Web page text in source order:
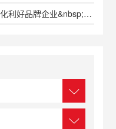
下一篇：上海证券报:农业生产集约化利好品牌企业&nbsp;金正大拓展磷矿资源有好戏